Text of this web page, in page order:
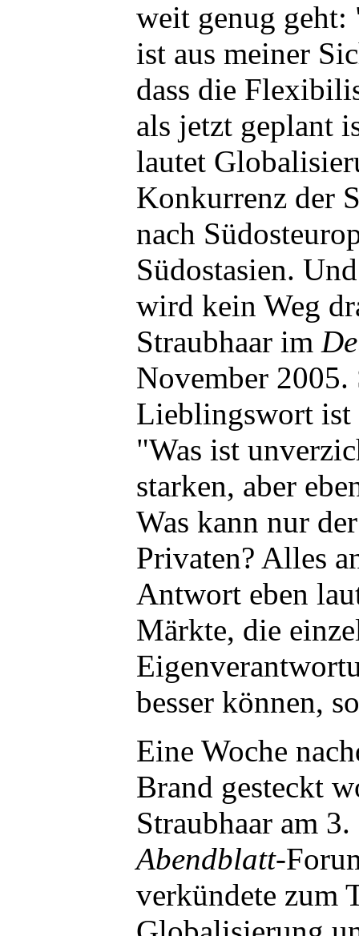
weit genug
ist aus meiner
dass die
als jetzt geplant
lautet
Konkurrenz der
nach
Südostasien.
wird kein Weg
Straubhaar im
November 2005.
Lieblingswort
"Was ist
starken, aber
Was kann nur
Privaten? Alles
Antwort eben
Märkte, die
besser können,
Eine Woche
Brand gesteckt
Straubhaar am
Abendblatt-
verkündete zum